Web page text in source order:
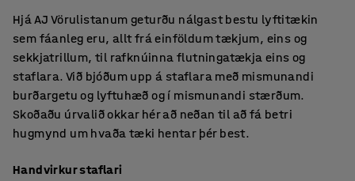
Hjá AJ Vörulistanum geturðu nálgast bestu lyftitækin
sem fáanleg eru, allt frá einföldum tækjum, eins og
sekkjatrillum, til rafknúinna flutningatækja eins og
staflara. Við bjóðum upp á staflara með mismunandi
burðargetu og lyftuhæð og í mismunandi stærðum.
Skoðaðu úrvalið okkar hér að neðan til að fá betri
hugmynd um hvaða tæki hentar þér best.
Handvirkur staflari